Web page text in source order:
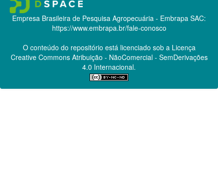
Empresa Brasileira de Pesquisa Agropecuária - Embrapa SAC:
https://www.embrapa.br/fale-conosco
O conteúdo do repositório está licenciado sob a Licença
Creative CommonsAtribuição - NãoComercial - SemDerivações
4.0 Internacional.